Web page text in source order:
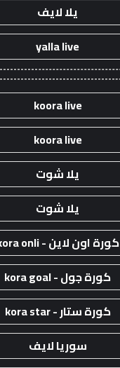
يلا لايف
yalla live
koora live
koora live
يلا شوت
يلا شوت
كورة اون لاين - kora onli
كورة جول - kora goal
كورة ستار - kora star
سوريا لايف